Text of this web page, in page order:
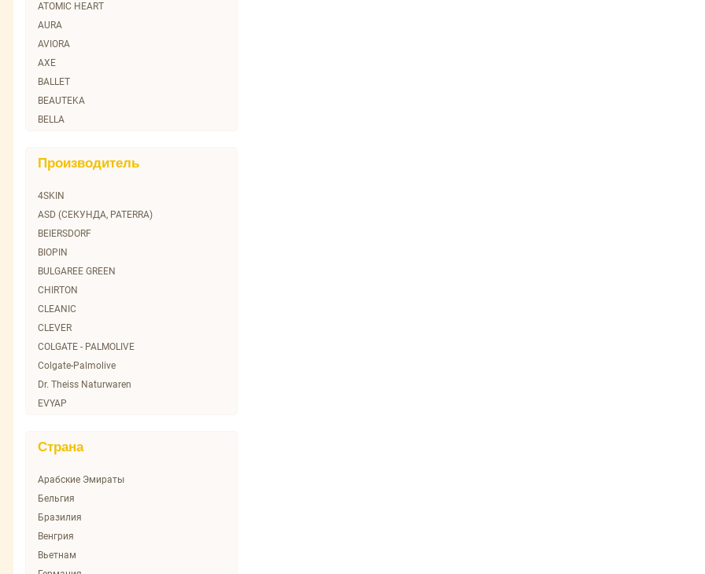
ATOMIC HEART
AURA
AVIORA
AXE
BALLET
BEAUTEKA
BELLA
BIG City
BULGAREE GREEN
Bad Girl
BioMio
Biocolor
Biopin Derma
Body Life
CERAMED
CHIRTON
CJ LION
CLEAR
CLEVER
CLOSE UP
Colgate
Contex
Corimo
Cotton Flower
DEMETRA
DEONICA
Производитель
4SKIN
ASD (СЕКУНДА, PATERRA)
BEIERSDORF
BIOPIN
BULGAREE GREEN
CHIRTON
CLEANIC
CLEVER
COLGATE - PALMOLIVE
Colgate-Palmolive
Dr. Theiss Naturwaren
EVYAP
Essity (ЭВОКОМ)
Haus Herz
Health / BENCKISER
Himalaya Drug Company
LAB Industries
LACTACYD
Страна
Арабские Эмираты
Бельгия
Бразилия
Венгрия
Вьетнам